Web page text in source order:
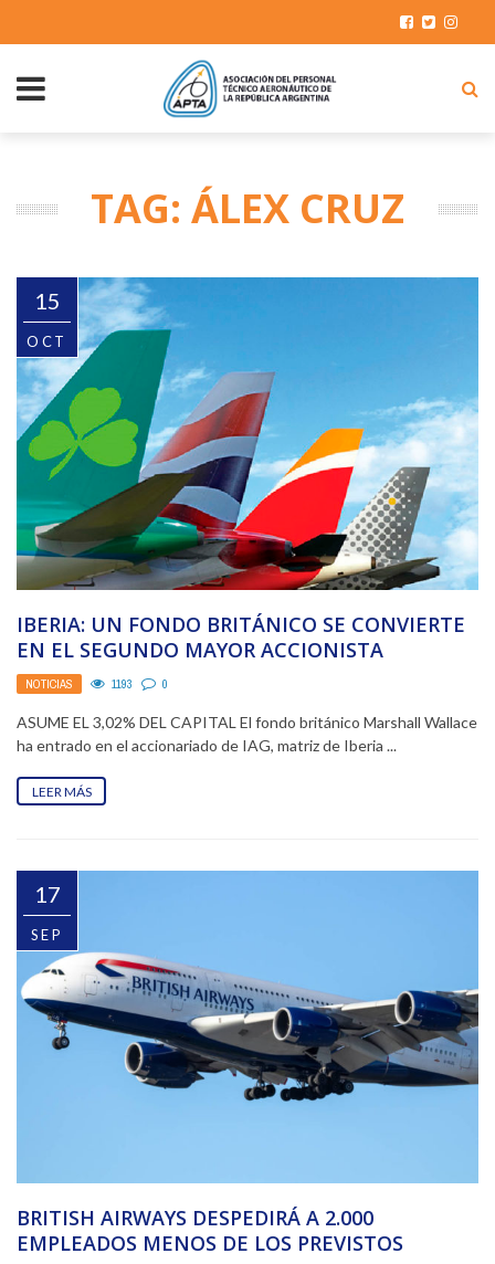
TAG: ÁLEX CRUZ
15
OCT
IBERIA: UN FONDO BRITÁNICO SE CONVIERTE
EN EL SEGUNDO MAYOR ACCIONISTA
NOTICIAS 1193 0
ASUME EL 3,02% DEL CAPITAL El fondo británico Marshall Wallace
ha entrado en el accionariado de IAG, matriz de Iberia ...
LEER MÁS
17
SEP
BRITISH AIRWAYS DESPEDIRÁ A 2.000
EMPLEADOS MENOS DE LOS PREVISTOS